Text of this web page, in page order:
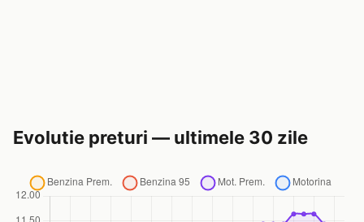
Evolutie preturi — ultimele 30 zile